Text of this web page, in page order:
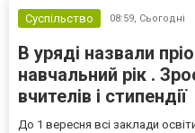
Суспільство 08:59, Сьогодні
В уряді назвали
навчальний рік .
вчителів і стипендії
До 1 вересня всі заклади